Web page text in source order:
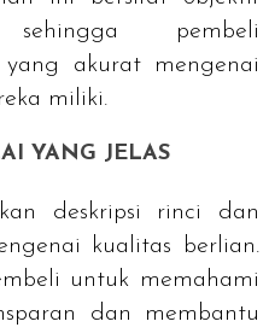
pembeli
akurat mengenai
miliki.
YANG JELAS
deskripsi rinci dan
kualitas berlian.
untuk memahami
dan membantu